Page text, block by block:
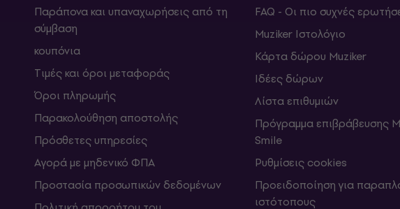
Παράπονα και υπαναχωρήσεις από τη
σύμβαση
κουπόνια
Τιμές και όροι μεταφοράς
Όροι πληρωμής
Παρακολούθηση αποστολής
Πρόσθετες υπηρεσίες
Αγορά με μηδενικό ΦΠΑ
Προστασία προσωπικών δεδομένων
FAQ - Οι πιο συχνές
Muziker Ιστολόγιο
Κάρτα δώρου Muziker
Ιδέες δώρων
Λίστα επιθυμιών
Πρόγραμμα επιβράβευσης
Smile
Ρυθμίσεις cookies
Προειδοποίηση για
ιστότοπους